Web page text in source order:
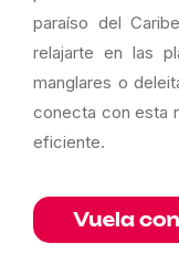
paraíso del
relajarte en las
manglares o
conecta con esta
eficiente.